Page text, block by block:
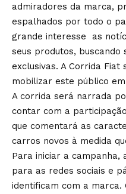
admiradores da marca,
espalhados por todo o
grande interesse as
seus produtos, buscando
exclusivas. A Corrida
mobilizar este público
A corrida será narrada
contar com a
que comentará as
carros novos à medida
Para iniciar a
para as redes sociais e
identificam com a marca.